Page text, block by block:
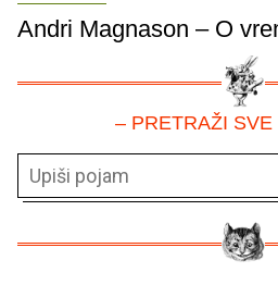
Andri Magnason – O
– PRETRAŽI SVE